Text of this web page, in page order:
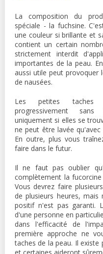
La composition du
spéciale - la fuchsine.
une couleur si brillante et
contient un certain
strictement interdit
importantes de la peau.
aussi utile peut provoquer
de nausées.
Les petites taches
progressivement
uniquement si elles se
ne peut être lavée
En outre, plus vous
faire dans le futur.
Il ne faut pas oublier
complètement la
Vous devrez faire
de plusieurs heures,
positif n'est pas garanti.
d'une personne en
dans l'efficacité de
première approche ne
taches de la peau. Il